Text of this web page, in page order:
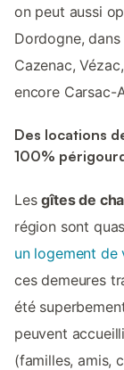
on peut aussi
Dordogne,
Cazenac,
encore Carsac-
Des locations
100%
Lesgîtes de
région sont
un logement de
ces demeures
été
peuvent
(familles, amis,